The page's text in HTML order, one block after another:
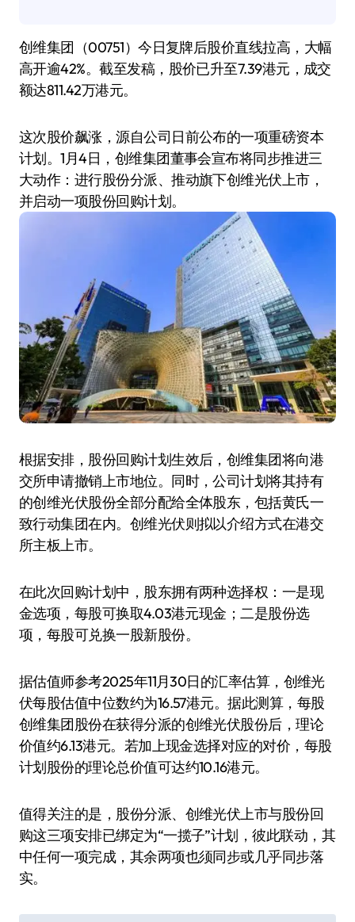
创维集团（00751）今日复牌后股价直线拉高，大幅
高开逾42%。截至发稿，股价已升至7.39港元，成交
额达811.42万港元。
这次股价飙涨，源自公司日前公布的一项重磅资本
计划。1月4日，创维集团董事会宣布将同步推进三
大动作：进行股份分派、推动旗下创维光伏上市，
并启动一项股份回购计划。
根据安排，股份回购计划生效后，创维集团将向港
交所申请撤销上市地位。同时，公司计划将其持有
的创维光伏股份全部分配给全体股东，包括黄氏一
致行动集团在内。创维光伏则拟以介绍方式在港交
所主板上市。
在此次回购计划中，股东拥有两种选择权：一是现
金选项，每股可换取4.03港元现金；二是股份选
项，每股可兑换一股新股份。
据估值师参考2025年11月30日的汇率估算，创维光
伏每股估值中位数约为16.57港元。据此测算，每股
创维集团股份在获得分派的创维光伏股份后，理论
价值约6.13港元。若加上现金选择对应的对价，每股
计划股份的理论总价值可达约10.16港元。
值得关注的是，股份分派、创维光伏上市与股份回
购这三项安排已绑定为“一揽子”计划，彼此联动，其
中任何一项完成，其余两项也须同步或几乎同步落
实。